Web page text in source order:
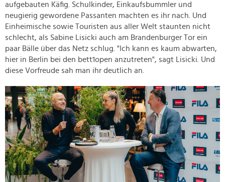
aufgebauten Käfig. Schulkinder, Einkaufsbummler und
neugierig gewordene Passanten machten es ihr nach. Und
Einheimische sowie Touristen aus aller Welt staunten nicht
schlecht, als Sabine Lisicki auch am Brandenburger Tor ein
paar Bälle über das Netz schlug. "Ich kann es kaum abwarten,
hier in Berlin bei den bett1open anzutreten", sagt Lisicki. Und
diese Vorfreude sah man ihr deutlich an.